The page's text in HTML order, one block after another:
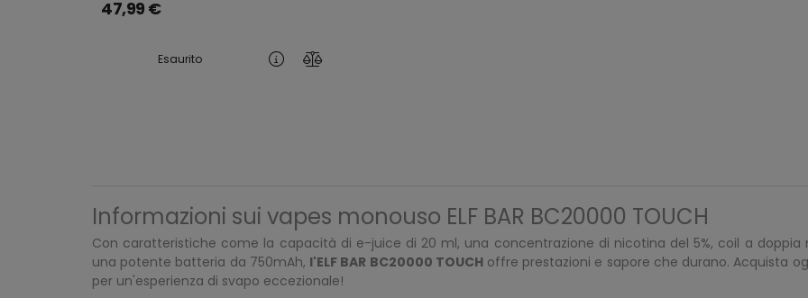
47,99 €
Esaurito
Informazioni sui vapes monouso ELF BAR BC20000 TOUCH
Con caratteristiche come la capacità di e-juice di 20 ml, una concentrazione di nicotina del 5%, coil a doppia
una potente batteria da 750mAh, l'ELF BAR BC20000 TOUCHoffre prestazioni e sapore che durano. Acquista
per un'esperienza di svapo eccezionale!